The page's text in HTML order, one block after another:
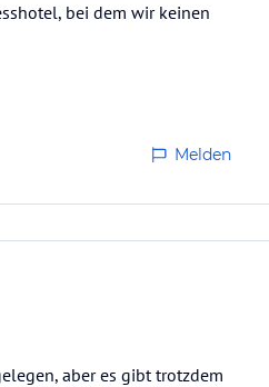
bei dem wir keinen
:-)
Melden
aber es gibt trotzdem